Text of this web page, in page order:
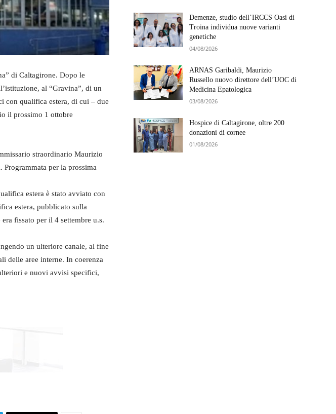
di Caltagirone. Dopo le
al “Gravina”, di un
con qualifica estera, di cui – due
il prossimo 1 ottobre
straordinario Maurizio
per la prossima
estera è stato avviato con
estera, pubblicato sulla
fissato per il 4 settembre u.s.
un ulteriore canale, al fine
delle aree interne. In coerenza
e nuovi avvisi specifici,
Demenze, studio dell’IRCCS Oasi di
Troina individua nuove varianti
genetiche
04/08/2026
ARNAS Garibaldi, Maurizio
Russello nuovo direttore dell’UOC di
Medicina Epatologica
03/08/2026
Hospice di Caltagirone, oltre 200
donazioni di cornee
01/08/2026